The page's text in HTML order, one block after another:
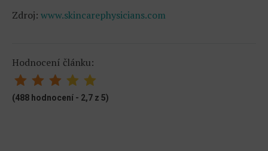
Zdroj: www.skincarephysicians.com
Hodnocení článku:
(488 hodnocení - 2,7 z 5)